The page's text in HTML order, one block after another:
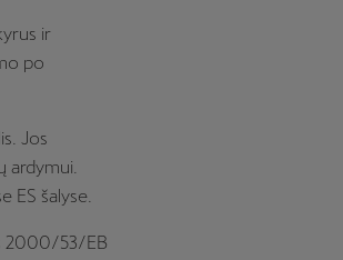
ir
po
Jos
ardymui.
ES šalyse.
2000/53/EB